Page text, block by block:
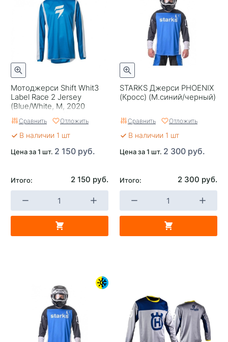
Мотоджерси Shift Whit3
Label Race 2 Jersey
(Blue/White, M, 2020
(24402-025-M))
Сравнить Отложить
В наличии 1 шт
Цена за 1 шт. 2 150 руб.
Итого: 2 150 руб.
STARKS Джерси PHOENIX
(Кросс) (М.синий/черный)
Сравнить Отложить
В наличии 1 шт
Цена за 1 шт. 2 300 руб.
Итого: 2 300 руб.